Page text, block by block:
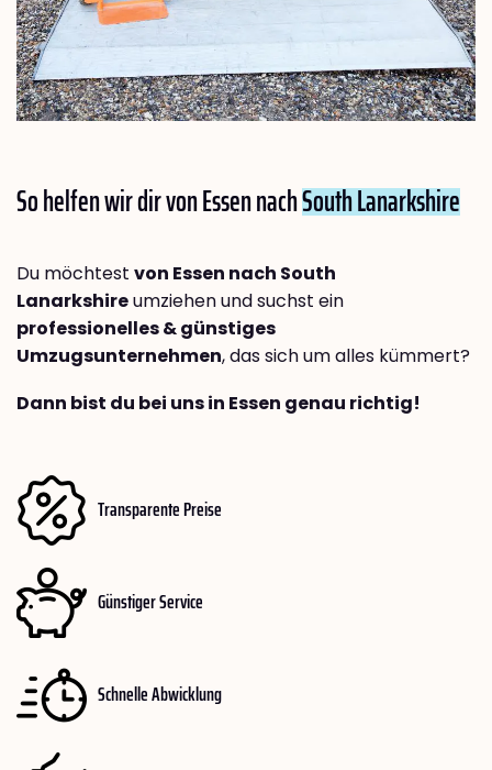
So helfen wir dir von Essen nachSouth Lanarkshire
Du möchtest von Essen nach South
Lanarkshireumziehen und suchst ein
professionelles & günstiges
Umzugsunternehmen, das sich um alles kümmert?
Dann bist du bei uns in Essen genau richtig!
Transparente Preise
Günstiger Service
Schnelle Abwicklung